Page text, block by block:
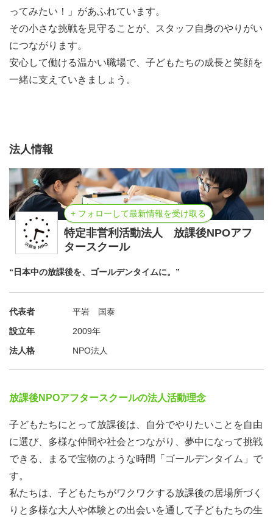
ってみたい！」があふれています。
その小さな挑戦を見守ることが、スタッフ自身のやりがい
につながります。
安心して働ける温かい職場で、子どもたちの成長と笑顔を
一緒に支えていきましょう。
法人情報
+ フォローして最新情報を受け取る
特定非営利活動法人 放課後NPOアフ
タースクール
“日本中の放課後を、ゴールデンタイムに。”
代表者
平岩 国泰
設立年
2009年
法人格
NPO法人
放課後NPOアフタースクールの法人活動理念
子どもたちにとって放課後は、自分でやりたいことを自由
に選び、多様な仲間や社会とつながり、夢中になって挑戦
できる、まるで宝物のような時間「ゴールデンタイム」で
す。
私たちは、子どもたちがワクワクする放課後の居場所づく
りと多様な大人や体験との出会いを通して子どもたちの生